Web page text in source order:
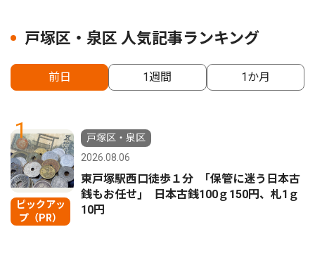
戸塚区・泉区 人気記事ランキング
前日 1週間 1か月
1
ピックアッ
プ（PR）
戸塚区・泉区
2026.08.06
東戸塚駅西口徒歩１分 ｢保管に迷う日本古
銭もお任せ｣ 日本古銭100ｇ150円、札1ｇ
10円